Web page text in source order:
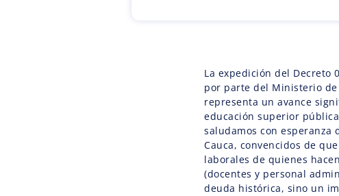
La expedición del Decreto
por parte del Ministerio de
representa un avance
educación superior
saludamos con esperanza
Cauca, convencidos de
laborales de quienes
(docentes y personal
deuda histórica, sino un